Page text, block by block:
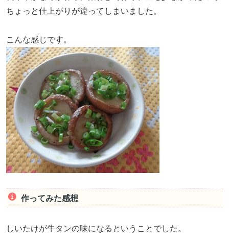
ちょっと仕上がりが違ってしまいました。
こんな感じです。
作ってみた感想
しいたけが牛タンの味になるということでした。